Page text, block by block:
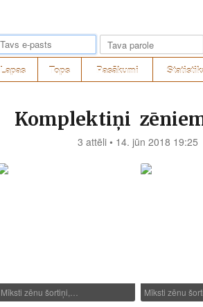
Lapas Tops Pasākumi
Komplektiņi
3 attēli • 14. jūn 2018 19:25
Mīksti zēnu šortiņi,… Mīksti zēnu